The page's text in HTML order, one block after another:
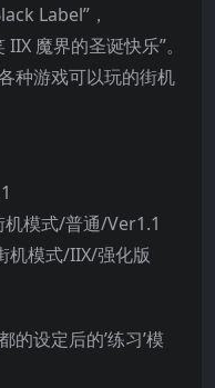
Label”，
魔界的圣诞快乐”。
种游戏可以玩的街机
模式/普通/Ver1.1
机模式/IIX/强化版
设定后的’练习’模